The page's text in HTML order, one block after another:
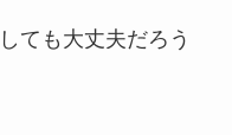
ても大丈夫だろう